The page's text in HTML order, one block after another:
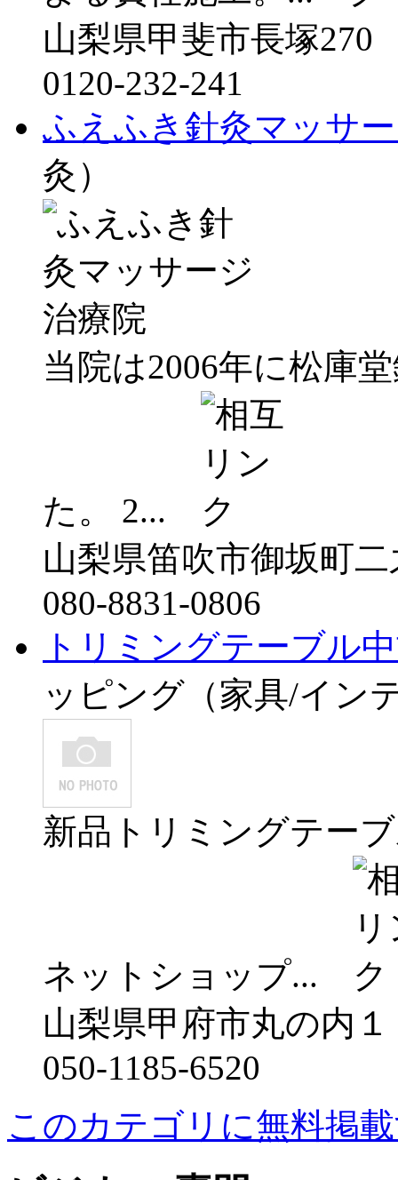
山梨県甲斐市長塚270
0120-232-241
ふえふき針灸マッサ
灸）
当院は2006年に松庫
た。 2...
山梨県笛吹市御坂町二
080-8831-0806
トリミングテーブル
ッピング（家具/イン
新品トリミングテー
ネットショップ...
山梨県甲府市丸の内
050-1185-6520
このカテゴリに無料掲